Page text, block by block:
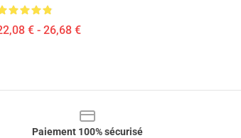
€ - 26,68 €
Paiement 100% sécurisé